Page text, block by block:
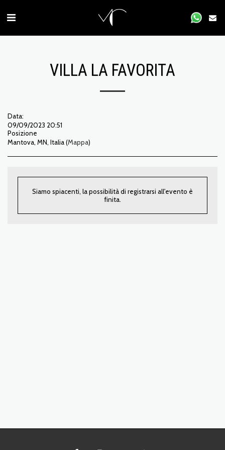
VILLA LA FAVORITA
Data:
09/09/2023 20:51
Posizione
Mantova, MN, Italia (Mappa)
Siamo spiacenti, la possibilità di registrarsi all'evento è
finita.